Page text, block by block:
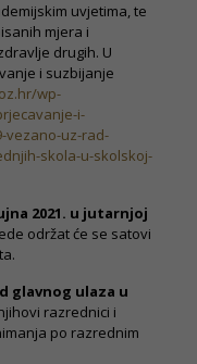
uvjetima, te
mjera i
drugih. U
i suzbijanje
wp-
i-
vezano-uz-rad-
skola-u-skolskoj-
2021. u jutarnjoj
održat će se satovi
glavnog ulaza u
razrednici i
po razrednim